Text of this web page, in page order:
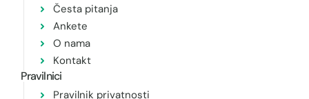
Česta pitanja
Ankete
O nama
Kontakt
Pravilnici
Pravilnik privatnosti